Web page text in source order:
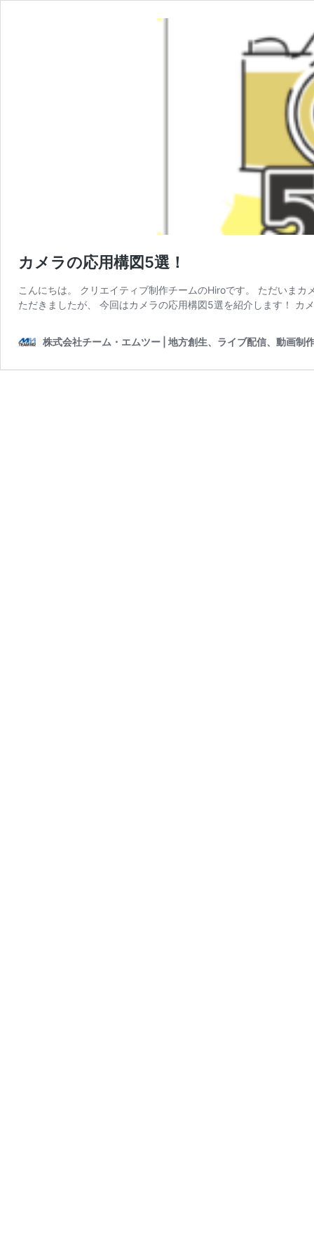
カメラの応用構図5選！
こんにちは。 クリエイティブ制作チームのHiroです。 ただいま
ただきましたが、 今回はカメラの応用構図5選を紹介します！ カ
株式会社チーム・エムツー | 地方創生、ライブ配信、動画制